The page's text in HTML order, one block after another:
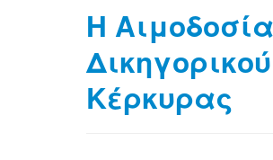
Η
Κέρκυρας